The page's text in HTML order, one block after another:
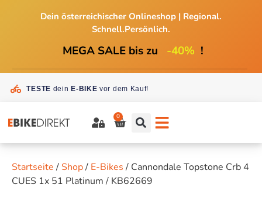
Dein österreichischer Onlineshop | Regional.
Schnell.Persönlich.
MEGA SALE bis zu -40% !
TESTE deinE-BIKE vor dem Kauf!
0
Startseite /Shop/ E-Bikes / Cannondale Topstone Crb 4
CUES 1x 51 Platinum / KB62669